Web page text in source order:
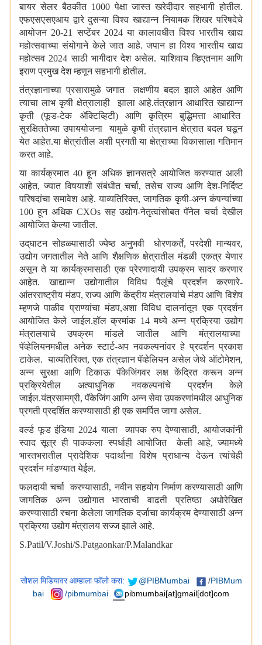
बायर सेलर बैठकीत 1000 पेक्षा जास्त खरेदीदार सहभागी होतील.
एफएसएसएआय द्वारे दुसऱ्या विश्व खाद्यान्न नियामक शिखर परिषदेचे
आयोजन 20-21 सप्टेंबर 2024 या कालावधीत विश्व भारतीय खाद्य
महोत्सवाच्या संयोगाने केले जात आहे. जपान हा विश्व भारतीय खाद्य
महोत्सव 2024 साठी भागीदार देश असेल. याशिवाय व्हिएतनाम आणि
इराण प्रमुख देश म्हणून सहभागी होतील.
तंत्रज्ञानाच्या प्रसारामुळे जगात लक्षणीय बदल झाले आहेत आणि
त्याचा लाभ कृषी क्षेत्रालाही झाला आहे.तंत्रज्ञान आधारित खाद्यान्न
कृती (फूड-टेक ॲक्टिव्हिटी) आणि कृत्रिम बुद्धिमत्ता आधारित
सुरक्षिततेच्या उपाययोजना यामुळे कृषी तंत्रज्ञान क्षेत्रात बदल घडून
येत आहेत.या क्षेत्रांतील अशी प्रगती या क्षेत्राच्या विकासाला गतिमान
करत आहे.
या कार्यक्रमात40 हून अधिक ज्ञानसत्रे आयोजित करण्यात आली
आहेत,ज्यात विषयाशी संबंधीत चर्चा,तसेच राज्य आणि देश-निर्दिष्ट
परिषदांचा समावेश आहे. याव्यतिरिक्त,जागतिक कृषी-अन्न कंपन्यांच्या
100 हून अधिक CXOsसह उद्योग-नेतृत्वांसोबत पॅनेल चर्चा देखील
आयोजित केल्या जातील.
उद्‌घाटन सोहळ्यासाठी ज्येष्ठ अनुभवी धोरणकर्ते,परदेशी मान्यवर,
उद्योग जगतातील नेते आणि शैक्षणिक क्षेत्रातील मंडळी एकत्र येणार
असून ते या कार्यक्रमासाठी एक प्रेरणादायी उपक्रम सादर करणार
आहेत. खाद्यान्न उद्योगातील विविध पैलूंचे प्रदर्शन करणारे-
आंतरराष्ट्रीय मंडप,राज्य आणि केंद्रीय मंत्रालयांचे मंडप आणि विशेष
म्हणजे पाळीव प्राण्यांचा मंडप,अशा विविध दालनांतून एक प्रदर्शन
आयोजित केले जाईल.हॉल क्रमांक 14मध्ये अन्न प्रक्रिया उद्योग
मंत्रालयाचे उपक्रम मांडले जातील आणि मंत्रालयाच्या
पॅव्हेलियनमधील अनेक स्टार्ट-अप नवकल्पनांवर हे प्रदर्शन प्रकाश
टाकेल. याव्यतिरिक्त,एक तंत्रज्ञान पॅव्हेलियन असेल जेथे ऑटोमेशन,
अन्न सुरक्षा आणि टिकाऊ पॅकेजिंगवर लक्ष केंद्रित करून अन्न
प्रक्रियेतील अत्याधुनिक नवकल्पनांचे प्रदर्शन केले
जाईल.यंत्रसामग्री,पॅकेजिंग आणि अन्न सेवा उपकरणांमधील आधुनिक
प्रगती प्रदर्शित करण्यासाठी ही एक समर्पित जागा असेल.
वर्ल्ड फूड इंडिया 2024 याला व्यापक रुप देण्यासाठी,आयोजकांनी
स्वाद सूत्र ही पाककला स्पर्धाही आयोजित केली आहे,ज्यामध्ये
भारतभरातील प्रादेशिक पदार्थांना विशेष प्राधान्य देऊन त्यांचेही
प्रदर्शन मांडण्यात येईल.
फलदायी चर्चा करण्यासाठी,नवीन सहयोग निर्माण करण्यासाठी आणि
जागतिक अन्न उद्योगात भारताची वाढती प्रतिष्ठा अधोरेखित
करण्यासाठी रचना केलेला जागतिक दर्जाचा कार्यक्रम देण्यासाठी अन्न
प्रक्रिया उद्योग मंत्रालय सज्ज झाले आहे.
S.Patil/V.Joshi/S.Patgaonkar/P.Malandkar
सोशल मिडियावर आम्हाला फॉलो करा: @PIBMumbai /PIBMum
bai
/pibmumbai pibmumbai[at]gmail[dot]com